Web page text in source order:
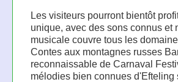
Les visiteurs pourront bientôt
unique, avec des sons connus et
musicale couvre tous les
Contes aux montagnes russes
reconnaissable de Carnaval
mélodies bien connues